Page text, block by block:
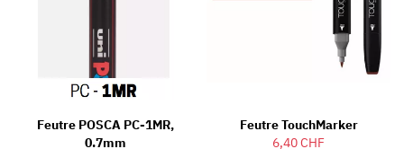
Feutre POSCA PC-1MR,
0.7mm
Feutre TouchMarker
6,40 CHF